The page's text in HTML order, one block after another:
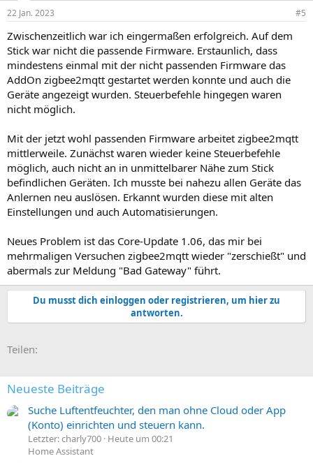
22 Jan. 2023 #5
Zwischenzeitlich war ich eingermaßen erfolgreich. Auf dem
Stick war nicht die passende Firmware. Erstaunlich, dass
mindestens einmal mit der nicht passenden Firmware das
AddOn zigbee2mqtt gestartet werden konnte und auch die
Geräte angezeigt wurden. Steuerbefehle hingegen waren
nicht möglich.
Mit der jetzt wohl passenden Firmware arbeitet zigbee2mqtt
mittlerweile. Zunächst waren wieder keine Steuerbefehle
möglich, auch nicht an in unmittelbarer Nähe zum Stick
befindlichen Geräten. Ich musste bei nahezu allen Geräte das
Anlernen neu auslösen. Erkannt wurden diese mit alten
Einstellungen und auch Automatisierungen.
Neues Problem ist das Core-Update 1.06, das mir bei
mehrmaligen Versuchen zigbee2mqtt wieder "zerschießt" und
abermals zur Meldung "Bad Gateway" führt.
Du musst dich einloggen oder registrieren, um hier zu
antworten.
Teilen:
Neueste Beiträge
Suche Luftentfeuchter, den man ohne Cloud oder App
(Konto) einrichten und steuern kann.
Letzter: charly700 Heute um 00:21
Home Assistant